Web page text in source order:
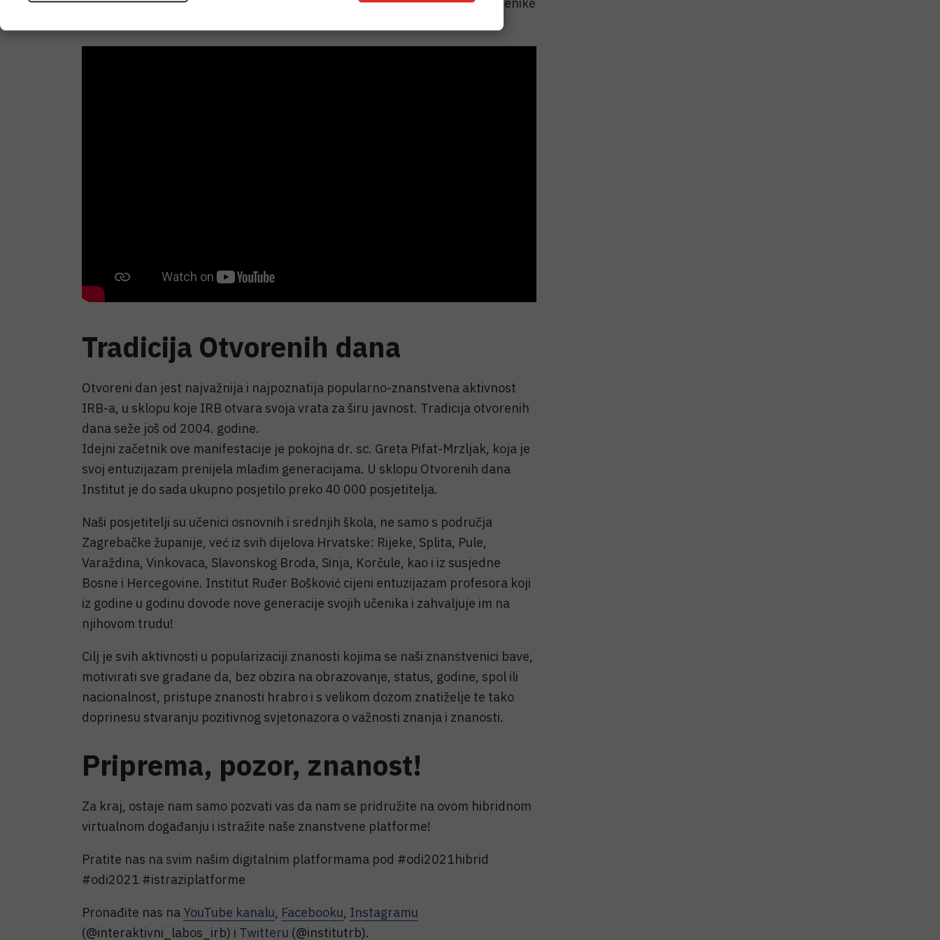
smo i ove godine pripremili dio
u kojem dovodimo naše znanstvenike
Tradicija Otvorenih dana
Otvoreni dan jest najvažnija i najpoznatija popularno-znanstvena aktivnost
IRB-a, u sklopu koje IRB otvara svoja vrata za širu javnost. Tradicija otvorenih
dana seže još od 2004. godine.
Idejni začetnik ove manifestacije je pokojna dr. sc. Greta Pifat-Mrzljak, koja je
svoj entuzijazam prenijela mlađim generacijama. U sklopu Otvorenih dana
Institut je do sada ukupno posjetilo preko 40 000 posjetitelja.
Naši posjetitelji su učenici osnovnih i srednjih škola, ne samo s područja
Zagrebačke županije, već iz svih dijelova Hrvatske: Rijeke, Splita, Pule,
Varaždina, Vinkovaca, Slavonskog Broda, Sinja, Korčule, kao i iz susjedne
Bosne i Hercegovine. Institut Ruđer Bošković cijeni entuzijazam profesora koji
iz godine u godinu dovode nove generacije svojih učenika i zahvaljuje im na
njihovom trudu!
Cilj je svih aktivnosti u popularizaciji znanosti kojima se naši znanstvenici bave,
motivirati sve građane da, bez obzira na obrazovanje, status, godine, spol ili
nacionalnost, pristupe znanosti hrabro i s velikom dozom znatiželje te tako
doprinesu stvaranju pozitivnog svjetonazora o važnosti znanja i znanosti.
Priprema, pozor, znanost!
Za kraj, ostaje nam samo pozvati vas da nam se pridružite na ovom hibridnom
virtualnom događanju i istražite naše znanstvene platforme!
Pratite nas na svim našim digitalnim platformama pod #odi2021hibrid
#odi2021 #istraziplatforme
Pronađite nas na YouTube kanalu, Facebooku, Instagramu
(@interaktivni_labos_irb) i Twitteru (@institutrb).